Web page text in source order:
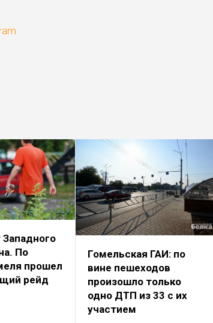
По
прошел
рейд
Гомельская ГАИ: по
вине пешеходов
произошло только
одно ДТП из 33 с их
участием